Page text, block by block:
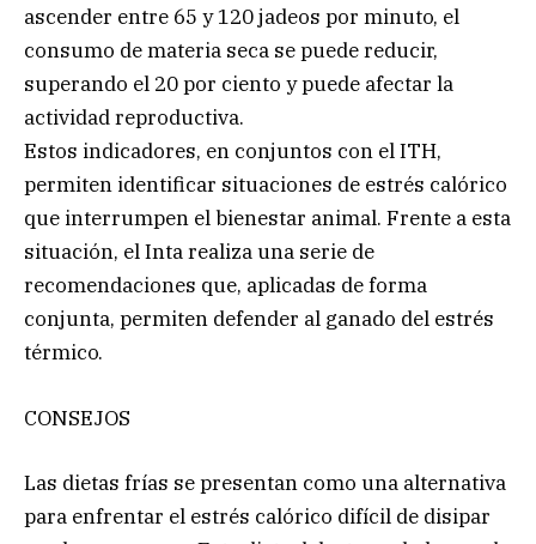
ascender entre 65 y 120 jadeos por minuto, el
consumo de materia seca se puede reducir,
superando el 20 por ciento y puede afectar la
actividad reproductiva.
Estos indicadores, en conjuntos con el ITH,
permiten identificar situaciones de estrés calórico
que interrumpen el bienestar animal. Frente a esta
situación, el Inta realiza una serie de
recomendaciones que, aplicadas de forma
conjunta, permiten defender al ganado del estrés
térmico.
CONSEJOS
Las dietas frías se presentan como una alternativa
para enfrentar el estrés calórico difícil de disipar